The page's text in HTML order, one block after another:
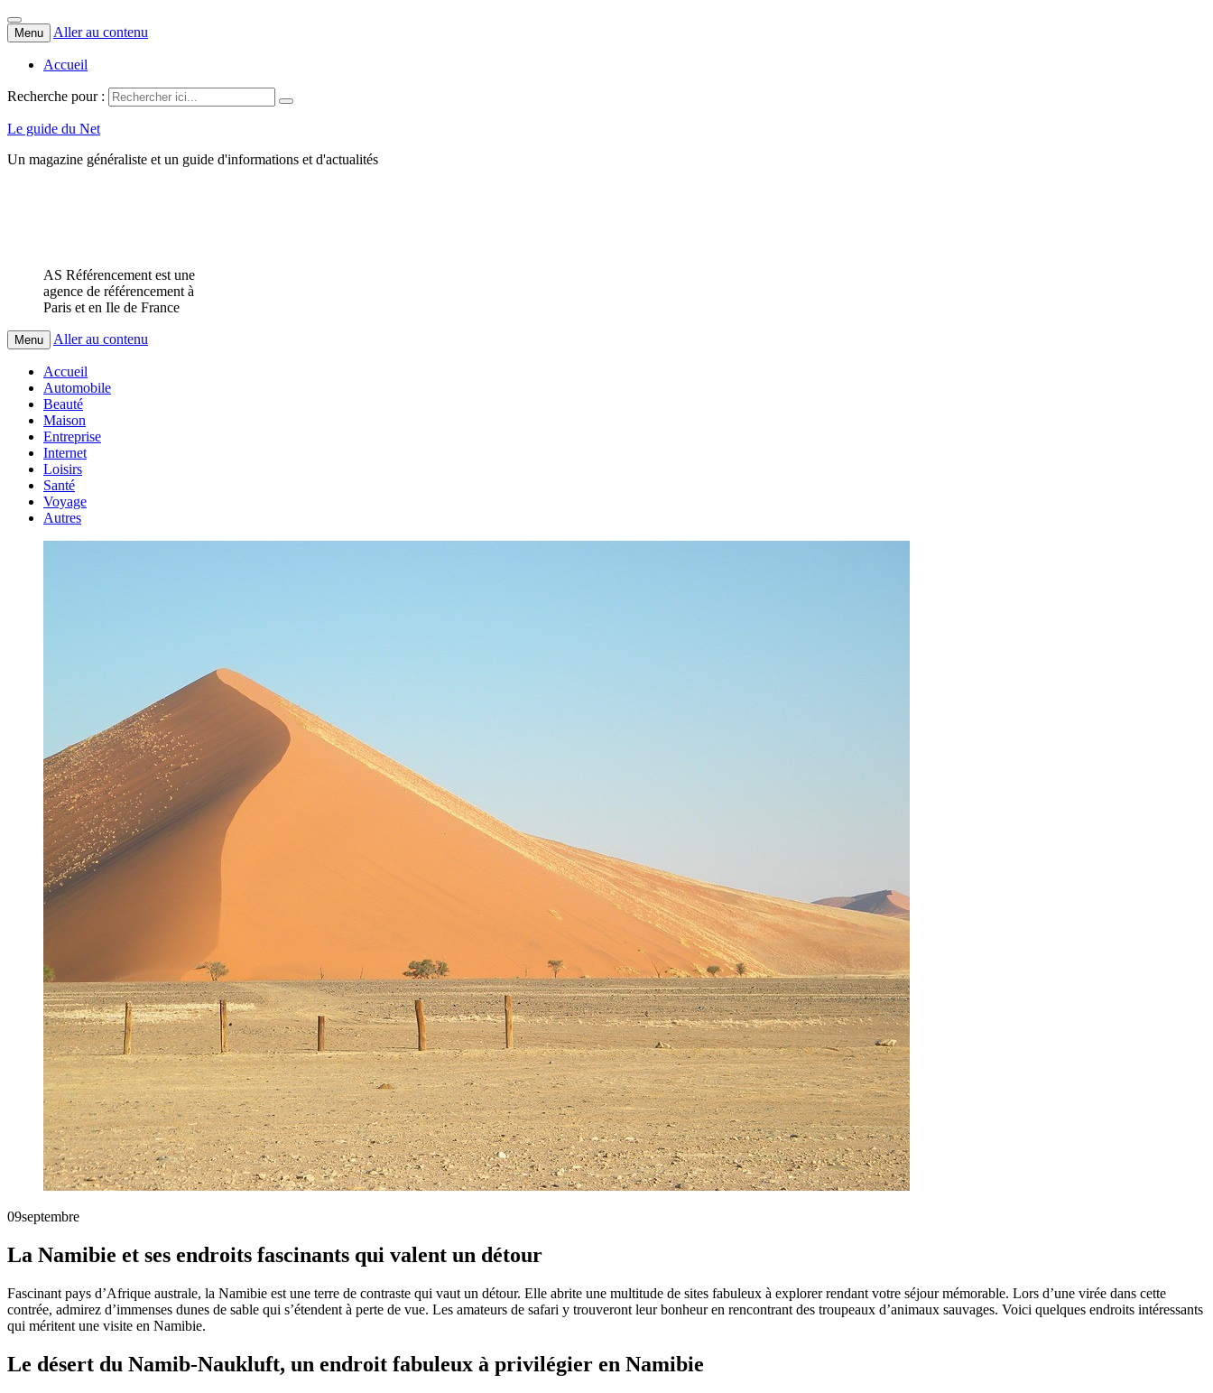
Menu Aller au contenu
Accueil
Recherche pour :
Le guide du Net
Un magazine généraliste et un guide d'informations et d'actualités
AS Référencement est une
agence de référencement à
Paris et en Ile de France
Menu Aller au contenu
Accueil
Automobile
Beauté
Maison
Entreprise
Internet
Loisirs
Santé
Voyage
Autres
09septembre
La Namibie et ses endroits fascinants qui valent un détour
Fascinant pays d’Afrique australe, la Namibie est une terre de contraste qui vaut un détour. Elle abrite une multitude de sites fabuleux à explorer rendant votre séjour mémorable. Lors d’une virée dans cette
contrée, admirez d’immenses dunes de sable qui s’étendent à perte de vue. Les amateurs de safari y trouveront leur bonheur en rencontrant des troupeaux d’animaux sauvages. Voici quelques endroits intéressants
qui méritent une visite en Namibie.
Le désert du Namib-Naukluft, un endroit fabuleux à privilégier en Namibie